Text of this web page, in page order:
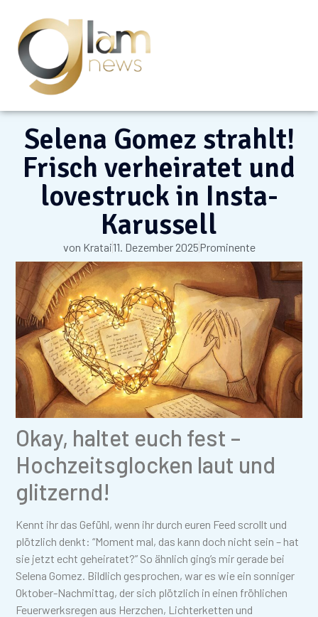
Selena Gomez strahlt!
Frisch verheiratet und
lovestruck in Insta-
Karussell
von Kratai11. Dezember 2025Prominente
Okay, haltet euch fest –
Hochzeitsglocken laut und
glitzernd!
Kennt ihr das Gefühl, wenn ihr durch euren Feed scrollt und
plötzlich denkt: “Moment mal, das kann doch nicht sein – hat
sie jetzt echt geheiratet?” So ähnlich ging’s mir gerade bei
Selena Gomez. Bildlich gesprochen, war es wie ein sonniger
Oktober-Nachmittag, der sich plötzlich in einen fröhlichen
Feuerwerksregen aus Herzchen, Lichterketten und